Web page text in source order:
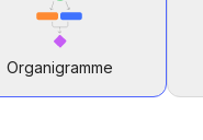
Organigramme